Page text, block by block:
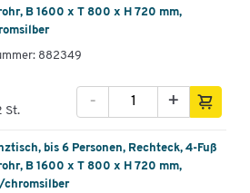
B 1600 x T 800 x H 720 mm,
882349
St.
+
-
bis 6 Personen, Rechteck, 4-Fuß
B 1600 x T 800 x H 720 mm,
chromsilber